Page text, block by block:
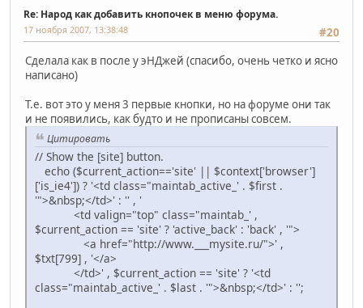
Re: Народ как добавить кнопочек в меню форума.
#20
17 ноября 2007, 13:38:48
Сделала как в после у эНДжей (спасибо, очень четко и ясно
написано)
Т.е. вот это у меня 3 первые кнопки, но на форуме они так
и не появились, как будто и не прописаны совсем.
Цитировать
// Show the [site] button.
echo ($current_action=='site' || $context['browser']
['is_ie4']) ? '<td class="maintab_active_' . $first .
'">&nbsp;</td>' : '' , '
<td valign="top" class="maintab_' ,
$current_action == 'site' ? 'active_back' : 'back' , '">
<a href="http://www.___mysite.ru/">' ,
$txt[799] , '</a>
</td>' , $current_action == 'site' ? '<td
class="maintab_active_' . $last . '">&nbsp;</td>' : '';